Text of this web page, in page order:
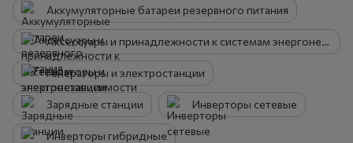
Аккумуляторные батареи резервного питания
Аксессуары и принадлежности к системам энергонезависимости
Генераторы и электростанции
Зарядные станции Инверторы сетевые
Инверторы гибридные